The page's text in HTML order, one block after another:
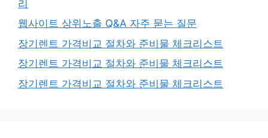
리
웹사이트 상위노출 Q&A 자주 묻는 질문
장기렌트 가격비교 절차와 준비물 체크리스트
장기렌트 가격비교 절차와 준비물 체크리스트
장기렌트 가격비교 절차와 준비물 체크리스트